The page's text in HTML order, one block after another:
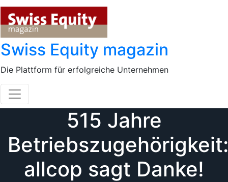
Skip
content
Swiss Equity magazin
Die Plattform für erfolgreiche Unternehmen
515 Jahre
Betriebszugehörigkeit:
allcop sagt Danke!